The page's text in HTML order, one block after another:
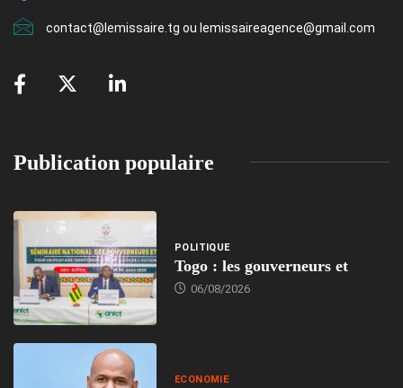
contact@lemissaire.tg ou lemissaireagence@gmail.com
Publication populaire
POLITIQUE
Togo : les gouverneurs et
06/08/2026
ECONOMIE